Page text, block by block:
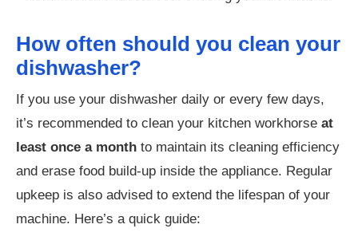
How often should you clean your
dishwasher?
If you use your dishwasher daily or every few days,
it’s recommended to clean your kitchen workhorse at
least once a month to maintain its cleaning efficiency
and erase food build-up inside the appliance. Regular
upkeep is also advised to extend the lifespan of your
machine. Here’s a quick guide: